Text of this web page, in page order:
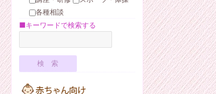
各種相談
■キーワードで検索する